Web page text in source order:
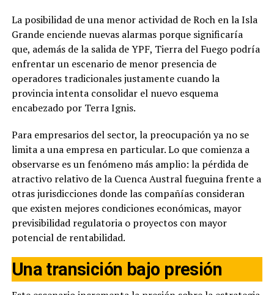
La posibilidad de una menor actividad de Roch en la Isla
Grande enciende nuevas alarmas porque significaría
que, además de la salida de YPF, Tierra del Fuego podría
enfrentar un escenario de menor presencia de
operadores tradicionales justamente cuando la
provincia intenta consolidar el nuevo esquema
encabezado por Terra Ignis.
Para empresarios del sector, la preocupación ya no se
limita a una empresa en particular. Lo que comienza a
observarse es un fenómeno más amplio: la pérdida de
atractivo relativo de la Cuenca Austral fueguina frente a
otras jurisdicciones donde las compañías consideran
que existen mejores condiciones económicas, mayor
previsibilidad regulatoria o proyectos con mayor
potencial de rentabilidad.
Una transición bajo presión